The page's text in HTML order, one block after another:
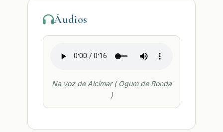
Áudios
Na voz de Alcimar ( Ogum de Ronda
)